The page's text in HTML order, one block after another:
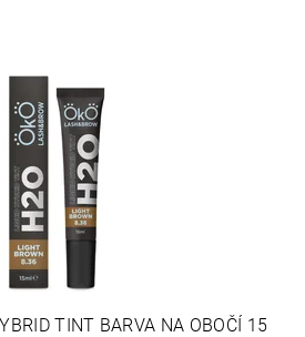
TINT BARVA NA OBOČÍ 15